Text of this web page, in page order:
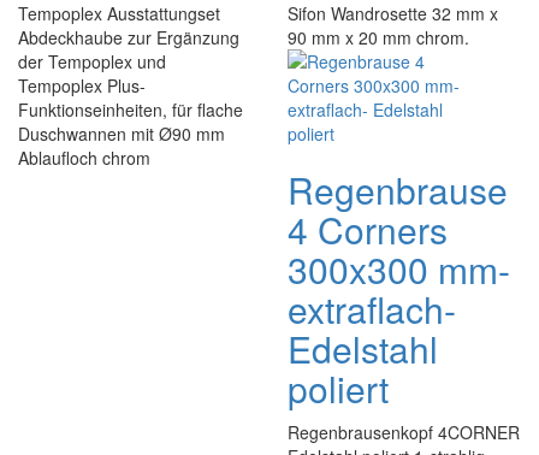
Tempoplex Ausstattungset
Abdeckhaube zur Ergänzung
der Tempoplex und
Tempoplex Plus-
Funktionseinheiten, für flache
Duschwannen mit Ø90 mm
Ablaufloch chrom
Sifon Wandrosette 32 mm x
90 mm x 20 mm chrom.
Regenbrause
4 Corners
300x300 mm-
extraflach-
Edelstahl
poliert
Regenbrausenkopf 4CORNER